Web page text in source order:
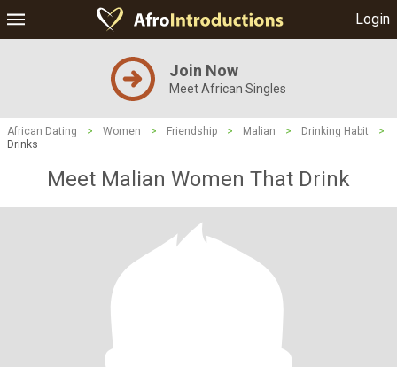
Login
Join Now
Meet African Singles
African Dating > Women > Friendship > Malian > Drinking Habit
>
Drinks
Meet Malian Women That Drink